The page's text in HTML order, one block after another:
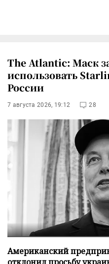
The Atlantic: Маск
использовать
России
7 августа 2026, 19:12 28
Американский